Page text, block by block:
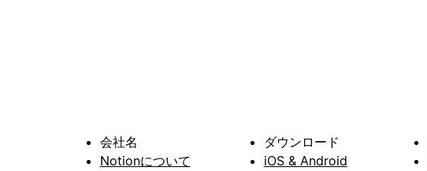
会社名
Notionについて
ダウンロード
iOS & Android